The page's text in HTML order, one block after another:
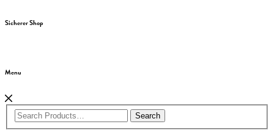
Sicherer Shop
Menu
Search